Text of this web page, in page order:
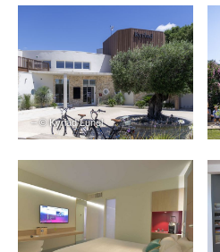
– © Kyriad Lunel